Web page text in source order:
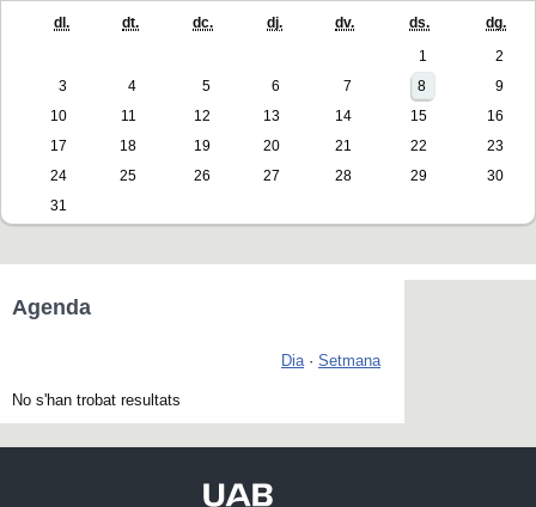
Articles Entrevistes Vídeos
English Español
dl. dt. dc. dj. dv. ds. dg.
1
2
3
4 5 6 7 8
9
10
11 12 13 14 15
16
17
18 19 20 21 22
23
24
25 26 27 28 29
30
31
Agenda
Dia · Setmana
No s'han trobat resultats